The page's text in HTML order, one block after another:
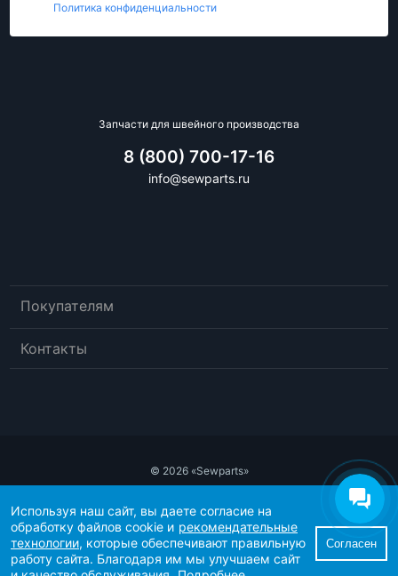
Политика конфиденциальности
Запчасти для швейного производства
Покупателям
Контакты
8 (800) 700-17-16
info@sewparts.ru
© 2026 «Sewparts»
Политика конфиденциальности
Рекомендательные технологии
Согласие пользователя сайта на обработку персональных данных
Согласие на получение рекламно-информационных материалов
Используя наш сайт, вы даете согласие на
обработку файлов cookie и рекомендательные
технологии, которые обеспечивают правильную
работу сайта. Благодаря им мы улучшаем сайт
Согласен